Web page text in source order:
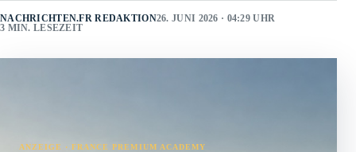
NACHRICHTEN.FR REDAKTION26. JUNI 2026 · 04:29 UHR
3 MIN. LESEZEIT
ANZEIGE · FRANCE PREMIUM ACADEMY